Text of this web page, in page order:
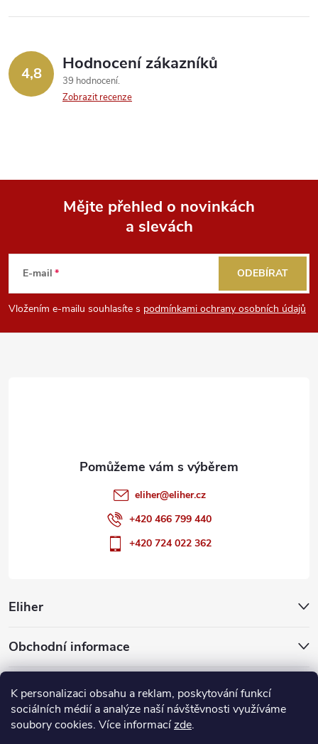
K personalizaci obsahu a reklam, poskytování funkcí
sociálních médií a analýze naší návštěvnosti využíváme
soubory cookies. Více informacízde.
4,8 Hodnocení zákazníků
39 hodnocení
Zobrazit recenze
p
Mějte přehled o novinkách
a slevách
E-mail
Vložením e-mailu souhlasíte s podmínkami ochrany osobních údajů
ODEBÍRAT
Eliher
Obchodní informace
Partnerské weby
eliher@eliher.cz
+420 466 799 440
+420 724 022 362